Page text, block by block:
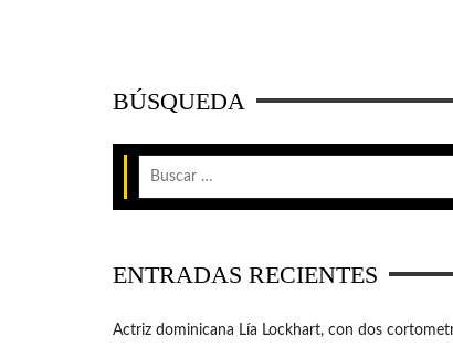
BÚSQUEDA
ENTRADAS RECIENTES
Actriz dominicana Lía Lockhart, con dos